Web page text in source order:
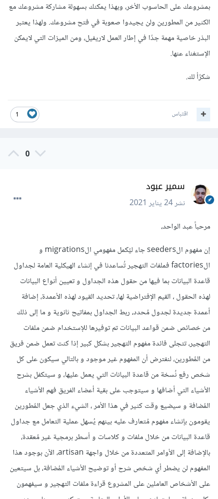
بمشروعك على الحاسوب الأخر، وبهذا يمكنك بسهولة مشاركة مشروعك مع
الكثير من المطورين ولن يجيدوا صعوبة في فتح مشروعك. ولهذا يعتبر
البذر خاصية مهمة جدًا في إطار العمل لاريفيل، ومن الميزات التي لايمكن
الإستغناء عنها.
شكرًأ لك.
1 اقتباس
0
سمير عبود
نشر24 يناير 2021
مرحباً عبد الواحد،
إن مفهوم الseeders جاء ليُكمل مفهومي الmigrations و
الfactories فملفات التهجير تُساعدنا في إنشاء الهيكلية العامة لجداول
قاعدة البيانات بما فيها من حقول هذه الجداول و تعيين أنواع البيانات
لهذه الحقول ، القيم الإفتراضية لها، تحديد القيود لهذه الأعمدة، إضافة
أعمدة جديدة لجدول مُحدد، ربط الجداول بمفاتيح ثانوية و ما إلى ذلك
من خصائص ضمن قواعد البيانات تم توفيرها للإستخدام ضمن ملفات
التهجير، تتجلى فائدة مفهوم التهجير بشكل كبير إذا كنت تعمل ضمن فريق
من المُطورين، لنفترض أن المفهوم غير موجود و بالتالي سيكون على كل
شخص رفع نُسخة من قاعدة البيانات التي يعمل عليها، و سيتكفل بشرح
الأشياء التي أضافها و سيتوجب على بقية أعضاء الفريق فهم الأشياء
المُضافة و سيضيع وقت كثير في هذا الأمر ، الشيء الذي جعل المُطورين
يقومون بإنشاء مفهوم مُتعارف عليه بينهم يُسهل عملية التعامل مع جداول
قاعدة البيانات من خلال ملفات و كلاسات و أسطر برمجية غير مُعقدة،
بالإضافة إلى الأوامر المتعددة من خلال واجهة artisan، الآن بوجود هذا
المفهوم لن يضطر أي شخص شرح أو توضيح الأشياء المُضافة، بل سيتعين
على الأشخاص العاملين على المشروع قراءة ملفات التهجير و سيفهمون